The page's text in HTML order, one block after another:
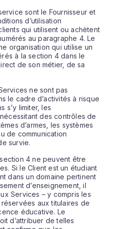
sont le Fournisseur et
d’utilisation
qui utilisent ou achètent
au paragraphe 4. Le
organisation qui utilise un
à la section 4 dans le
de son métier, de sa
ne sont pas
le cadre d’activités à risque
s’y limiter, les
des contrôles de
d’armes, les systèmes
de communication
survie.
4 ne peuvent être
Si le Client est un étudiant
dans un domaine pertinent
d’enseignement, il
Services – y compris les
aux titulaires de
éducative. Le
d’attribuer de telles